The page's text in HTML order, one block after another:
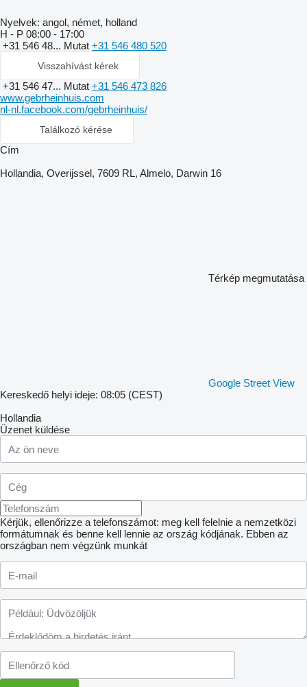
Nyelvek: angol, német, holland
H - P 08:00 - 17:00
+31 546 48... Mutat +31 546 480 520
Visszahívást kérek
+31 546 47... Mutat +31 546 473 826
www.gebrheinhuis.com
nl-nl.facebook.com/gebrheinhuis/
Találkozó kérése
Сím
Hollandia, Overijssel, 7609 RL, Almelo, Darwin 16
Térkép megmutatása
Google Street View
Kereskedő helyi ideje: 08:05 (CEST)
Hollandia
Üzenet küldése
Kérjük, ellenőrizze a telefonszámot: meg kell felelnie a nemzetközi
formátumnak és benne kell lennie az ország kódjának. Ebben az
országban nem végzünk munkát